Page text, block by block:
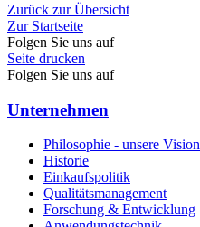
Zurück zur Übersicht
Zur Startseite
Folgen Sie uns auf
Seite drucken
Folgen Sie uns auf
Unternehmen
Philosophie - unsere Vision
Historie
Einkaufspolitik
Qualitätsmanagement
Forschung & Entwicklung